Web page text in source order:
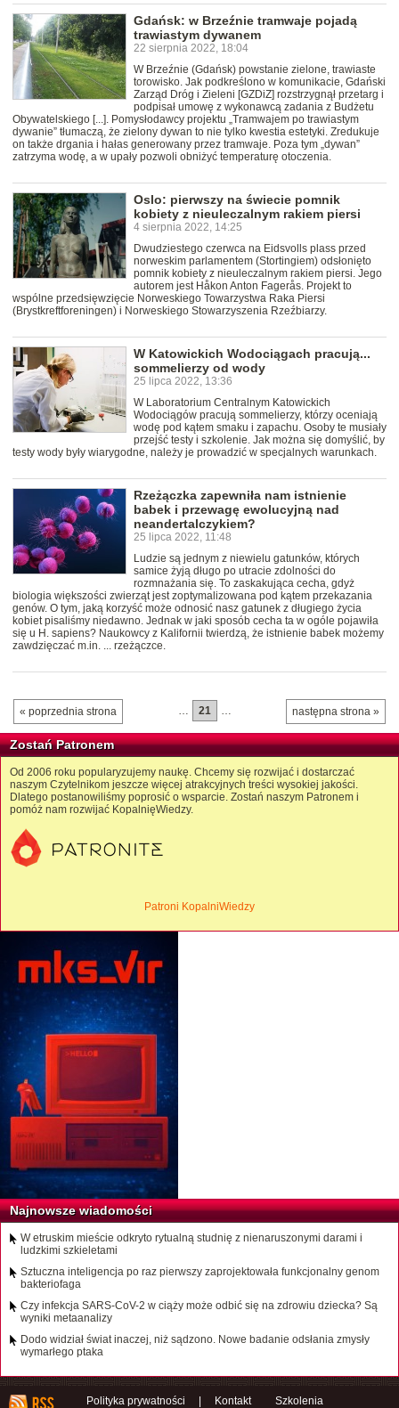
Gdańsk: w Brzeźnie tramwaje pojadą
trawiastym dywanem
22 sierpnia 2022, 18:04
W Brzeźnie (Gdańsk) powstanie zielone, trawiaste
torowisko. Jak podkreślono w komunikacie, Gdański
Zarząd Dróg i Zieleni [GZDiZ] rozstrzygnął przetarg i
podpisał umowę z wykonawcą zadania z Budżetu
Obywatelskiego [...]. Pomysłodawcy projektu „Tramwajem po trawiastym
dywanie” tłumaczą, że zielony dywan to nie tylko kwestia estetyki. Zredukuje
on także drgania i hałas generowany przez tramwaje. Poza tym „dywan”
zatrzyma wodę, a w upały pozwoli obniżyć temperaturę otoczenia.
Oslo: pierwszy na świecie pomnik
kobiety z nieuleczalnym rakiem piersi
4 sierpnia 2022, 14:25
Dwudziestego czerwca na Eidsvolls plass przed
norweskim parlamentem (Stortingiem) odsłonięto
pomnik kobiety z nieuleczalnym rakiem piersi. Jego
autorem jest Håkon Anton Fagerås. Projekt to
wspólne przedsięwzięcie Norweskiego Towarzystwa Raka Piersi
(Brystkreftforeningen) i Norweskiego Stowarzyszenia Rzeźbiarzy.
W Katowickich Wodociągach pracują...
sommelierzy od wody
25 lipca 2022, 13:36
W Laboratorium Centralnym Katowickich
Wodociągów pracują sommelierzy, którzy oceniają
wodę pod kątem smaku i zapachu. Osoby te musiały
przejść testy i szkolenie. Jak można się domyślić, by
testy wody były wiarygodne, należy je prowadzić w specjalnych warunkach.
Rzeżączka zapewniła nam istnienie
babek i przewagę ewolucyjną nad
neandertalczykiem?
25 lipca 2022, 11:48
Ludzie są jednym z niewielu gatunków, których
samice żyją długo po utracie zdolności do
rozmnażania się. To zaskakująca cecha, gdyż
biologia większości zwierząt jest zoptymalizowana pod kątem przekazania
genów. O tym, jaką korzyść może odnosić nasz gatunek z długiego życia
kobiet pisaliśmy niedawno. Jednak w jaki sposób cecha ta w ogóle pojawiła
się u H. sapiens? Naukowcy z Kalifornii twierdzą, że istnienie babek możemy
zawdzięczać m.in. ... rzeżączce.
« poprzednia strona następna strona »
… 21 …
Zostań Patronem
Od 2006 roku popularyzujemy naukę. Chcemy się rozwijać i dostarczać
naszym Czytelnikom jeszcze więcej atrakcyjnych treści wysokiej jakości.
Dlatego postanowiliśmy poprosić o wsparcie. Zostań naszym Patronem i
pomóż nam rozwijać KopalnięWiedzy.
Patroni KopalniWiedzy
Najnowsze wiadomości
W etruskim mieście odkryto rytualną studnię z nienaruszonymi darami i
ludzkimi szkieletami
Sztuczna inteligencja po raz pierwszy zaprojektowała funkcjonalny genom
bakteriofaga
Czy infekcja SARS-CoV-2 w ciąży może odbić się na zdrowiu dziecka? Są
wyniki metaanalizy
Dodo widział świat inaczej, niż sądzono. Nowe badanie odsłania zmysły
wymarłego ptaka
Polityka prywatności Kontakt
Szkolenia